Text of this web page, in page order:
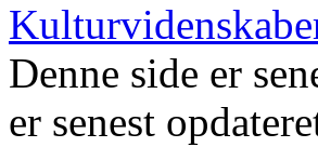
Denne side er
er senest